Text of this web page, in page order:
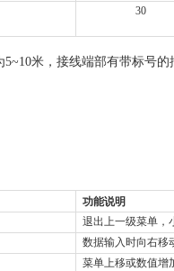
30
5~10米，接线端部有带标号
功能说明
退出上一级菜单，
数据输入时向右移
菜单上移或数值增